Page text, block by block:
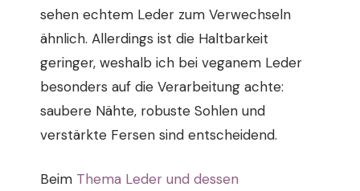
sehen echtem Leder zum Verwechseln
ähnlich. Allerdings ist die Haltbarkeit
geringer, weshalb ich bei veganem Leder
besonders auf die Verarbeitung achte:
saubere Nähte, robuste Sohlen und
verstärkte Fersen sind entscheidend.
Beim Thema Leder und dessen